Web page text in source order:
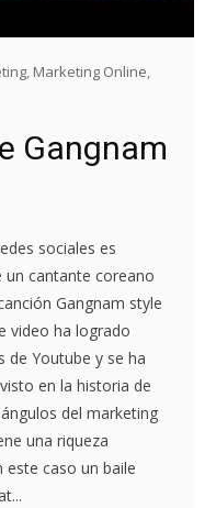
, Marketing Online,
Gangnam
sociales es
cantante coreano
Gangnam style
video ha logrado
de Youtube y se ha
en la historia de
del marketing
una riqueza
caso un baile